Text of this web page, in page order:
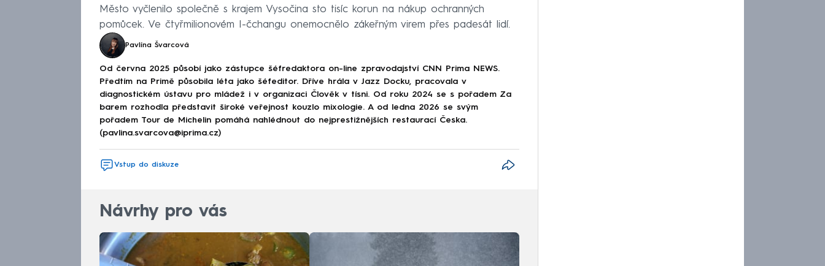
Město vyčlenilo společně s krajem Vysočina sto tisíc korun na nákup ochranných
pomůcek. Ve čtyřmilionovém I-čchangu onemocnělo zákeřným virem přes padesát lidí.
Pavlína Švarcová
Od června 2025 působí jako zástupce šéfredaktora on-line zpravodajství CNN Prima NEWS.
Předtím na Primě působila léta jako šéfeditor. Dříve hrála v Jazz Docku, pracovala v
diagnostickém ústavu pro mládež i v organizaci Člověk v tísni. Od roku 2024 se s pořadem Za
barem rozhodla představit široké veřejnost kouzlo mixologie. A od ledna 2026 se svým
pořadem Tour de Michelin pomáhá nahlédnout do nejprestižnějších restaurací Česka.
(pavlina.svarcova@iprima.cz)
Vstup do diskuze
Návrhy pro vás